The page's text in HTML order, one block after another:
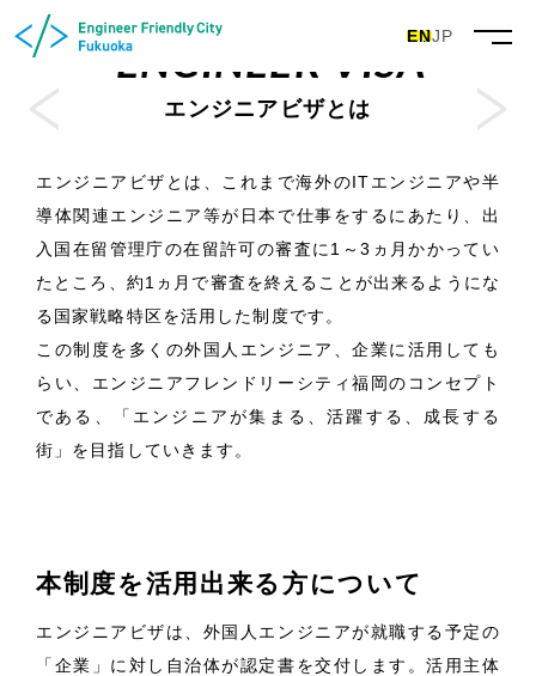
ENJP
ENGINEER VISA
エンジニアビザとは
エンジニアビザとは、これまで海外のITエンジニアや半
導体関連エンジニア等が日本で仕事をするにあたり、出
入国在留管理庁の在留許可の審査に1～3ヵ月かかってい
たところ、約1ヵ月で審査を終えることが出来るようにな
る国家戦略特区を活用した制度です。
この制度を多くの外国人エンジニア、企業に活用しても
らい、エンジニアフレンドリーシティ福岡のコンセプト
である、「エンジニアが集まる、活躍する、成長する
街」を目指していきます。
本制度を活用出来る方について
エンジニアビザは、外国人エンジニアが就職する予定の
「企業」に対し自治体が認定書を交付します。活用主体